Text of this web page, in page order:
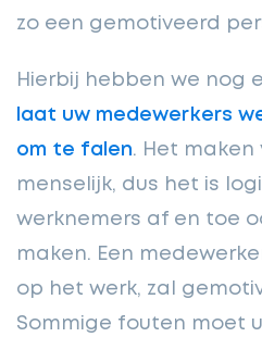
zo een gemotiveerd
Hierbij hebben we nog
laat uw medewerkers
om te falen. Het maken
menselijk, dus het is
werknemers af en toe
maken. Een
op het werk, zal
Sommige fouten moet